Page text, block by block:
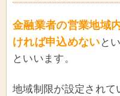
金融業者の営業地域
ければ申込めない と
といいます。
地域制限が設定されて